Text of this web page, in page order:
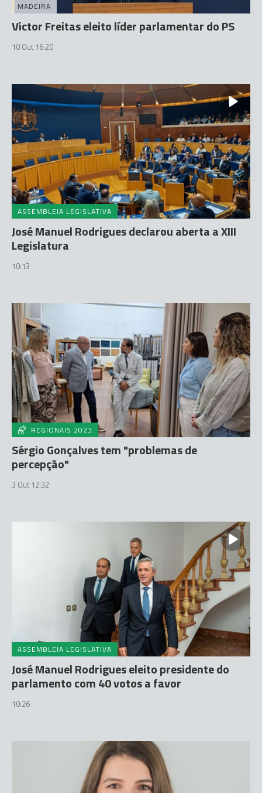
MADEIRA
Victor Freitas eleito líder parlamentar do PS
10 Out 16:20
ASSEMBLEIA LEGISLATIVA
José Manuel Rodrigues declarou aberta a XIII
Legislatura
10:13
REGIONAIS 2023
Sérgio Gonçalves tem "problemas de
percepção"
3 Out 12:32
ASSEMBLEIA LEGISLATIVA
José Manuel Rodrigues eleito presidente do
parlamento com 40 votos a favor
10:26